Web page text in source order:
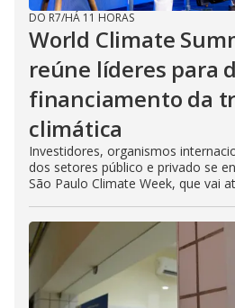
DO R7/HÁ 11 HORAS
World Climate
reúne líderes para
financiamento da
climática
Investidores, organismos
dos setores público e privado se
São Paulo Climate Week, que vai